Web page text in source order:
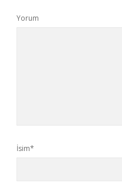
Yorum
İsim*